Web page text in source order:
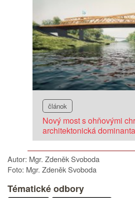
článok
Nový most s ohňovými
architektonická dominanta
Autor: Mgr. Zdeněk Svoboda
Foto: Mgr. Zdeněk Svoboda
Tématické odbory